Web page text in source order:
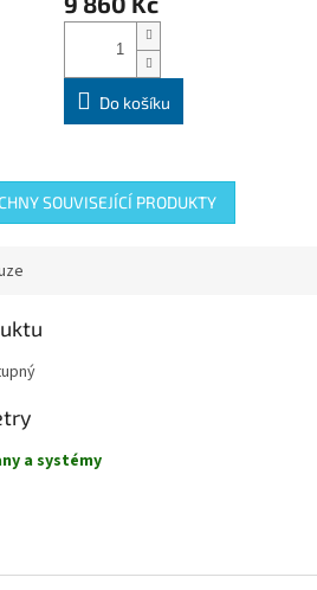
Do košíku
SOUVISEJÍCÍ PRODUKTY
a systémy